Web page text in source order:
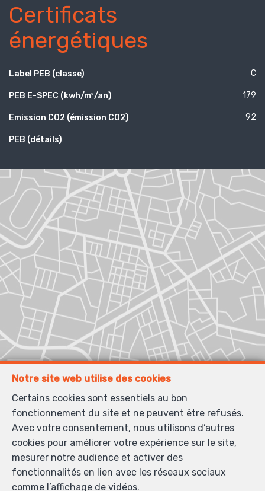
Certificats
énergétiques
Label PEB (classe) C
PEB E-SPEC (kwh/m²/an) 179
Emission CO2 (émission CO2) 92
PEB (détails)
Notre site web utilise des cookies
Certains cookies sont essentiels au bon
fonctionnement du site et ne peuvent être refusés.
Avec votre consentement, nous utilisons d’autres
cookies pour améliorer votre expérience sur le site,
mesurer notre audience et activer des
fonctionnalités en lien avec les réseaux sociaux
comme l’affichage de vidéos.